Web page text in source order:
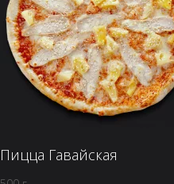
Пицца Гавайская